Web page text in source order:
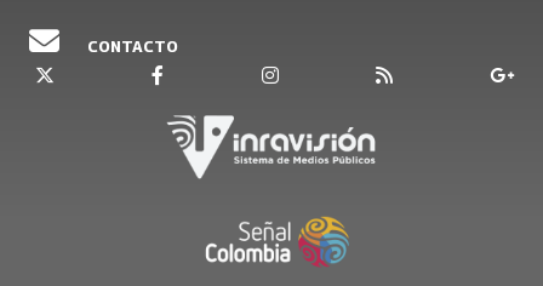
CONTACTO